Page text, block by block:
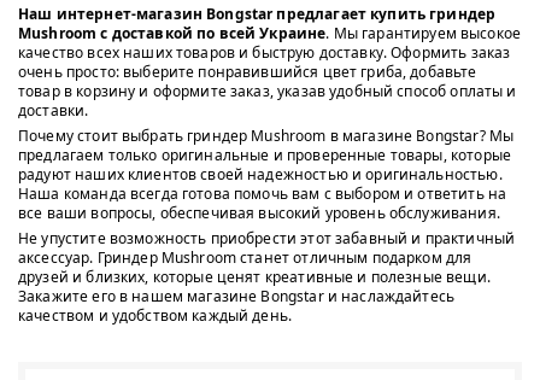
Наш интернет-магазин Bongstar предлагает купить гриндер
Mushroom с доставкой по всей Украине. Мы гарантируем высокое
качество всех наших товаров и быструю доставку. Оформить заказ
очень просто: выберите понравившийся цвет гриба, добавьте
товар в корзину и оформите заказ, указав удобный способ оплаты и
доставки.
Почему стоит выбрать гриндер Mushroom в магазине Bongstar? Мы
предлагаем только оригинальные и проверенные товары, которые
радуют наших клиентов своей надежностью и оригинальностью.
Наша команда всегда готова помочь вам с выбором и ответить на
все ваши вопросы, обеспечивая высокий уровень обслуживания.
Не упустите возможность приобрести этот забавный и практичный
аксессуар. Гриндер Mushroom станет отличным подарком для
друзей и близких, которые ценят креативные и полезные вещи.
Закажите его в нашем магазине Bongstar и наслаждайтесь
качеством и удобством каждый день.